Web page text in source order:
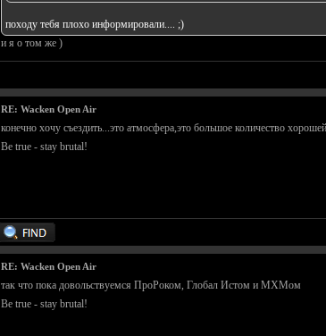
походу тебя плохо информировали.... ;)
и я о том же )
RE: Wacken Open Air
конечно хочу съездить...это атмосфера,это большое количество
Be true - stay brutal!
RE: Wacken Open Air
так что пока довольствуемся ПроРоком, Глобал Истом и МХМом
Be true - stay brutal!